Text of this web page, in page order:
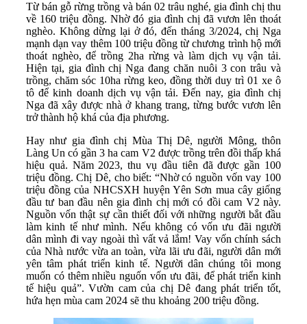
Từ bán gỗ rừng trồng và bán 02 trâu nghé, gia đình chị thu
về 160 triệu đồng. Nhờ đó gia đình chị đã vươn lên thoát
nghèo. Không dừng lại ở đó, đến tháng 3/2024, chị Nga
mạnh dạn vay thêm 100 triệu đồng từ chương trình hộ mới
thoát nghèo, để trồng 2ha rừng và làm dịch vụ vận tải.
Hiện tại, gia đình chị Nga đang chăn nuôi 3 con trâu và
trồng, chăm sóc 10ha rừng keo, đồng thời duy trì 01 xe ô
tô để kinh doanh dịch vụ vận tải. Đến nay, gia đình chị
Nga đã xây được nhà ở khang trang, từng bước vươn lên
trở thành hộ khá của địa phương.
Hay như gia đình chị Mùa Thị Dê, người Mông, thôn
Làng Un có gần 3 ha cam V2 được trồng trên đồi thấp khá
hiệu quả. Năm 2023, thu vụ đầu tiên đã được gần 100
triệu đồng. Chị Dê, cho biết: “Nhờ có nguồn vốn vay 100
triệu đồng của NHCSXH huyện Yên Sơn mua cây giống
đầu tư ban đầu nên gia đình chị mới có đồi cam V2 này.
Nguồn vốn thật sự cần thiết đối với những người bắt đầu
làm kinh tế như mình. Nếu không có vốn ưu đãi người
dân mình đi vay ngoài thì vất vả lắm! Vay vốn chính sách
của Nhà nước vừa an toàn, vừa lãi ưu đãi, người dân mới
yên tâm phát triển kinh tế. Người dân chúng tôi mong
muốn có thêm nhiều nguốn vốn ưu đãi, để phát triển kinh
tế hiệu quả”. Vườn cam của chị Dê đang phát triển tốt,
hứa hẹn mùa cam 2024 sẽ thu khoảng 200 triệu đồng.